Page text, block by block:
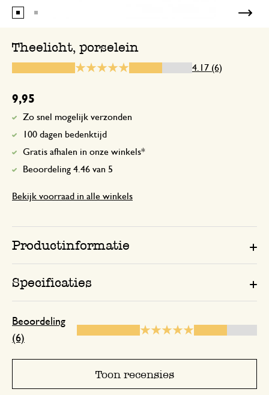
Theelicht, porselein
4.17 (6)
9,95
Zo snel mogelijk verzonden
100 dagen bedenktijd
Gratis afhalen in onze winkels*
Beoordeling 4.46 van 5
Bekijk voorraad in alle winkels
Productinformatie
Specificaties
Beoordeling
(6)
Toon recensies
Mooie thee lichten maar wel
het dekseltje er voor de zekerheid af
pot veiliger staat.
12 mei 2023
lief maar lastig
15 februari 2025
het eigenlijk niet geschikt voor de meer
risco's van dien. Omdraaien paste ook
alleen geschikt voor vlakke bodems .
handig dat erbij te vertellen.